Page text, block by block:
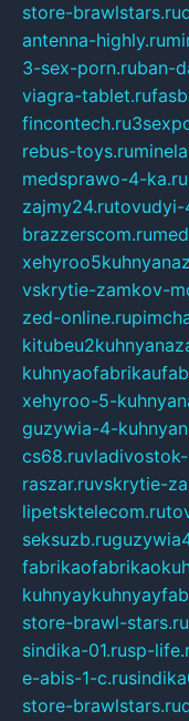
store-brawlstars.ru
antenna-highly.ru
3-sex-porn.ruban-
viagra-tablet.ru
fincontech.ru
rebus-toys.ru
medsprawo-4-ka.ru
zajmy24.rutovudyi-
brazzerscom.ru
vskrytie-zamkov-
zed-online.ru
xehyroo-5-
guzywia-4-
cs68.ru
raszar.ruvskrytie-
lipetsktelecom.ru
seksuzb.ru
store-brawl-stars.ru
sindika-01.rusp-
e-abis-1-c.ru
store-brawlstars.ru